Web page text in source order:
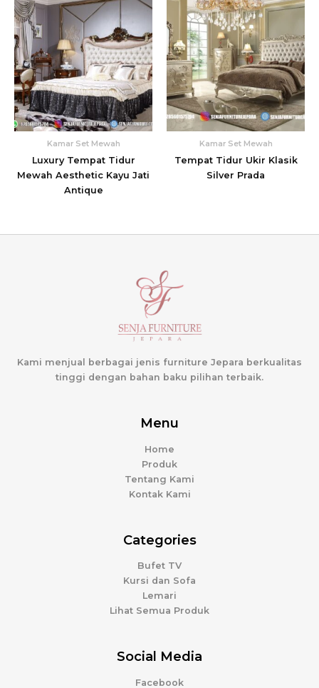
Kamar Set Mewah
Luxury Tempat Tidur
Mewah Aesthetic Kayu Jati
Antique
Kamar Set Mewah
Tempat Tidur Ukir Klasik
Silver Prada
Kami menjual berbagai jenis furniture Jepara berkualitas
tinggi dengan bahan baku pilihan terbaik.
Menu
Home
Produk
Tentang Kami
Kontak Kami
Categories
Bufet TV
Kursi dan Sofa
Lemari
Lihat Semua Produk
Social Media
Facebook